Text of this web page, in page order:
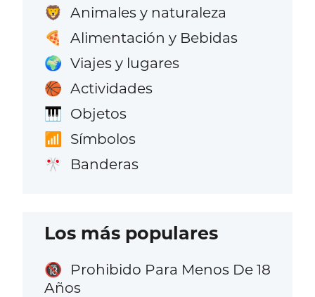
🦁 Animales y naturaleza
🍕 Alimentación y Bebidas
🌍 Viajes y lugares
🏀 Actividades
🎹 Objetos
📶 Símbolos
🎌 Banderas
Los más populares
🔞
Prohibido Para Menos De 18
Años